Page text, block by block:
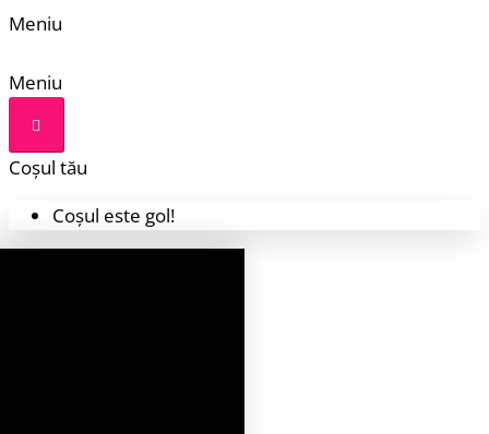
Meniu
Meniu
Coșul tău
Coșul este gol!